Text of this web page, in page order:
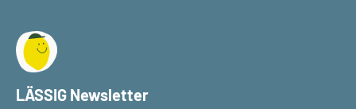
LÄSSIG Newsletter